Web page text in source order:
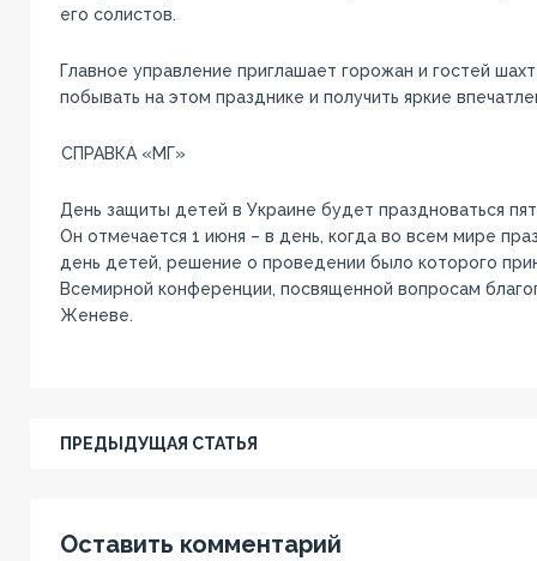
его солистов.
Главное управление приглашает горожан и гостей
побывать на этом празднике и получить яркие
СПРАВКА «МГ»
День защиты детей в Украине будет праздноваться
Он отмечается 1 июня – в день, когда во всем мире
день детей, решение о проведении было которого
Всемирной конференции, посвященной вопросам
Женеве.
ПРЕДЫДУЩАЯ СТАТЬЯ
Оставить комментарий